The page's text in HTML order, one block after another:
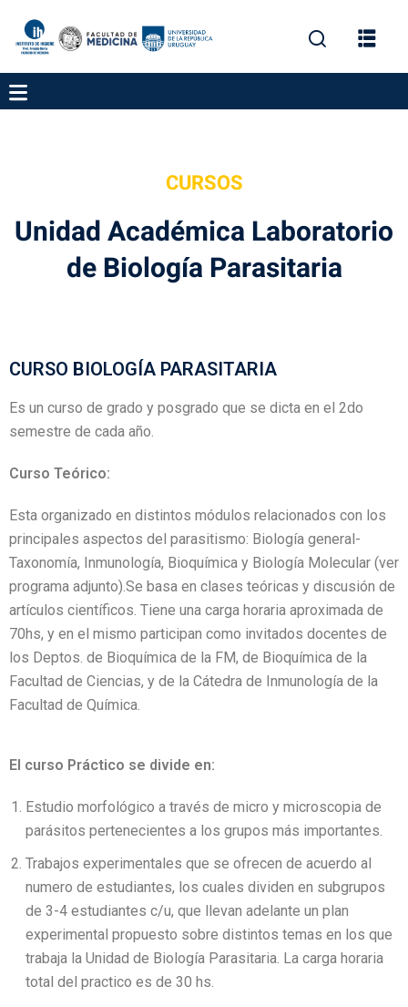
CURSOS
Unidad Académica Laboratorio
de Biología Parasitaria
CURSO BIOLOGÍA PARASITARIA
Es un curso de grado y posgrado que se dicta en el 2do
semestre de cada año.
Curso Teórico:
Esta organizado en distintos módulos relacionados con los
principales aspectos del parasitismo: Biología general-
Taxonomía, Inmunología, Bioquímica y Biología Molecular (ver
programa adjunto).Se basa en clases teóricas y discusión de
artículos científicos. Tiene una carga horaria aproximada de
70hs, y en el mismo participan como invitados docentes de
los Deptos. de Bioquímica de la FM, de Bioquímica de la
Facultad de Ciencias, y de la Cátedra de Inmunología de la
Facultad de Química.
El curso Práctico se divide en:
Estudio morfológico a través de micro y microscopia de
parásitos pertenecientes a los grupos más importantes.
Trabajos experimentales que se ofrecen de acuerdo al
numero de estudiantes, los cuales dividen en subgrupos
de 3-4 estudiantes c/u, que llevan adelante un plan
experimental propuesto sobre distintos temas en los que
trabaja la Unidad de Biología Parasitaria. La carga horaria
total del practico es de 30 hs.